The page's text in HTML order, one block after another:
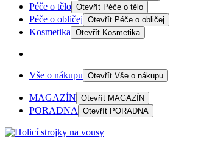
Péče o tělo Otevřít Péče o tělo
Péče o obličej Otevřít Péče o obličej
Kosmetika Otevřít Kosmetika
|
Vše o nákupu Otevřít Vše o nákupu
MAGAZÍN Otevřít MAGAZÍN
PORADNA Otevřít PORADNA